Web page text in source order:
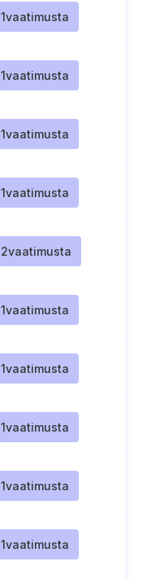
1vaatimusta
1vaatimusta
1vaatimusta
1vaatimusta
2vaatimusta
1vaatimusta
1vaatimusta
1vaatimusta
1vaatimusta
1vaatimusta